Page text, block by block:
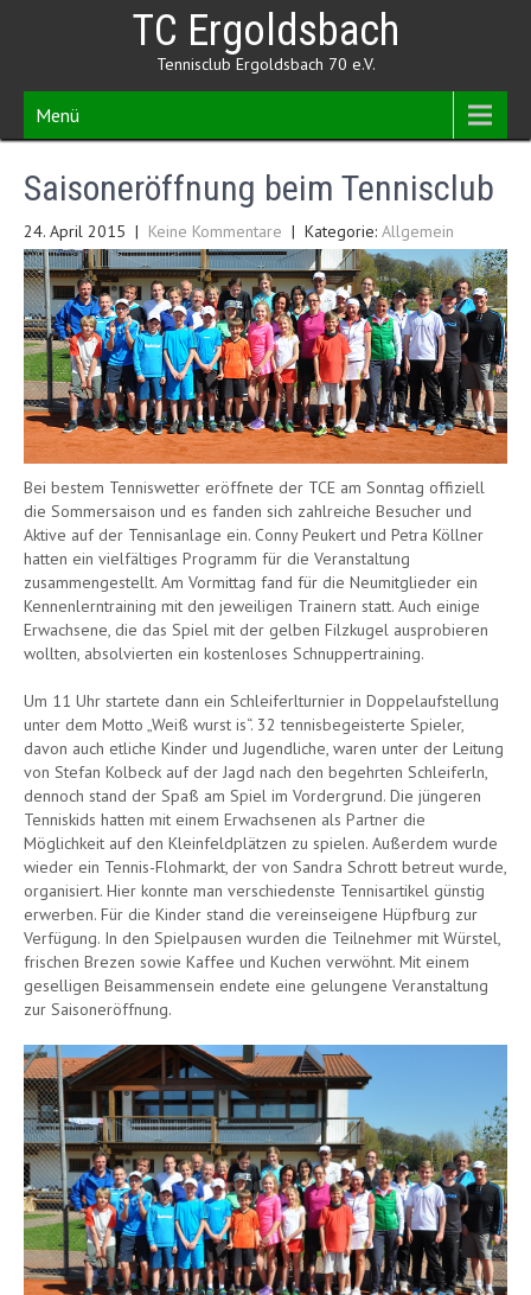
TC Ergoldsbach
Tennisclub Ergoldsbach 70 e.V.
Menü
Saisoneröffnung beim Tennisclub
24. April 2015 | Keine Kommentare | Kategorie: Allgemein
Bei bestem Tenniswetter eröffnete der TCE am Sonntag offiziell
die Sommersaison und es fanden sich zahlreiche Besucher und
Aktive auf der Tennisanlage ein. Conny Peukert und Petra Köllner
hatten ein vielfältiges Programm für die Veranstaltung
zusammengestellt. Am Vormittag fand für die Neumitglieder ein
Kennenlerntraining mit den jeweiligen Trainern statt. Auch einige
Erwachsene, die das Spiel mit der gelben Filzkugel ausprobieren
wollten, absolvierten ein kostenloses Schnuppertraining.
Um 11 Uhr startete dann ein Schleiferlturnier in Doppelaufstellung
unter dem Motto „Weiß wurst is“. 32 tennisbegeisterte Spieler,
davon auch etliche Kinder und Jugendliche, waren unter der Leitung
von Stefan Kolbeck auf der Jagd nach den begehrten Schleiferln,
dennoch stand der Spaß am Spiel im Vordergrund. Die jüngeren
Tenniskids hatten mit einem Erwachsenen als Partner die
Möglichkeit auf den Kleinfeldplätzen zu spielen. Außerdem wurde
wieder ein Tennis-Flohmarkt, der von Sandra Schrott betreut wurde,
organisiert. Hier konnte man verschiedenste Tennisartikel günstig
erwerben. Für die Kinder stand die vereinseigene Hüpfburg zur
Verfügung. In den Spielpausen wurden die Teilnehmer mit Würstel,
frischen Brezen sowie Kaffee und Kuchen verwöhnt. Mit einem
geselligen Beisammensein endete eine gelungene Veranstaltung
zur Saisoneröffnung.